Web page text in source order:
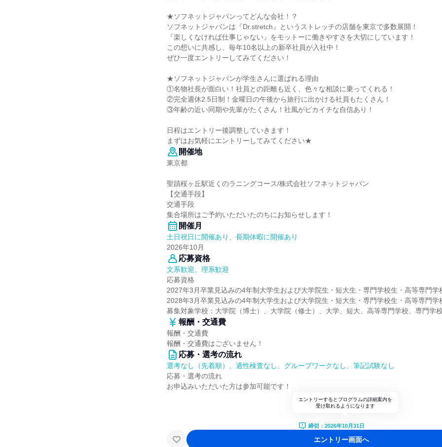
★ソフネットジャパンってどんな会社！？
ソフネットジャパンは『Dr.stretch』というストレッチの店舗を東京で多数展開！
『楽しくなければ仕事じゃない』をモットーに働きやすさを大切にしています！
この想いに共感し、毎年10名以上の新卒社員が入社中！
ぜひ一度エントリーしてみてください！
★ソフネットジャパンが学生さんに選ばれる理由
①名物社長が面白い！社員との距離も近く、色々な相談に乗ってくれる！
②完全週休2.5日制！金曜日の午後から旅行に出かける社員もたくさん！
③年齢の近い同期や先輩がたくさん！社風がピカイチな自信あり！
日程はエントリー後調整していきます！
まずはお気軽にエントリーしてみてください★
開催地
東京都
聖蹟桜ヶ丘駅近くのラニングコース/株式会社ソフネットジャパン
【交通手段】
交通手段
集合場所はご予約いただいたのちにお知らせします！
開催月
土日祝日に開催あり、長期休暇に開催あり
2026年10月
応募資格
文系歓迎、理系歓迎
応募資格
2027年3月卒業見込みの4年制大学生および大学院生・短大生・専門学校生・高等専門学
2028年3月卒業見込みの4年制大学生および大学院生・短大生・専門学校生・高等専門学
募集対象学校：大学院（博士）、大学院（修士）、大学、短大、高等専門学校、専門学校
報酬・交通費
報酬・交通費
報酬・交通費はございません！
応募・選考の流れ
選考なし（先着順）、適性検査なし、グループワークなし、筆記試験なし
応募・選考の流れ
お申込みいただいた方は参加可能です！
エントリーするとプログラムの詳細案内を
受け取れるようになります
締切：2026年10月31日
エントリー画面へ